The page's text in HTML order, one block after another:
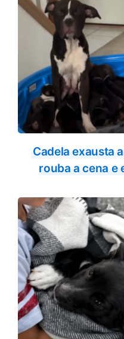
Cadela exausta
rouba a cena e